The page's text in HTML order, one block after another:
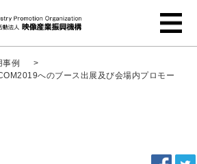
事例
>
へのブース出展及び会場内プロモー